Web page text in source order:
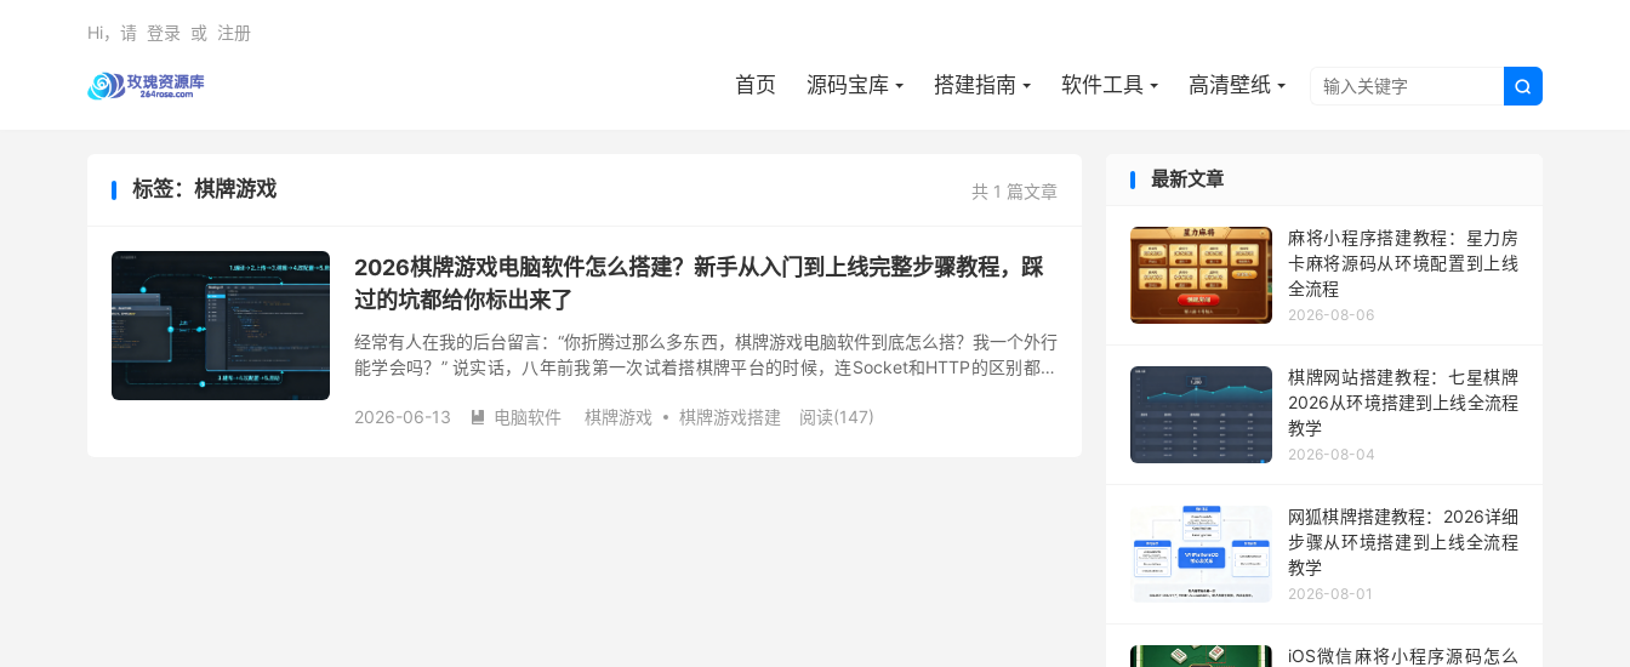

首页 源码宝库 搭建指南 软件工具 高清壁纸
Hi，请 登录 或 注册
共 1 篇文章
标签：棋牌游戏
2026棋牌游戏电脑软件怎么搭建？新手从入门到上线完整步骤教程，踩
过的坑都给你标出来了
经常有人在我的后台留言：“你折腾过那么多东西，棋牌游戏电脑软件到底怎么搭？我一个外行
能学会吗？” 说实话，八年前我第一次试着搭棋牌平台的时候，连Socket和HTTP的区别都分
2026-06-13
 电脑软件 棋牌游戏 棋牌游戏搭建 阅读(147)
最新文章
麻将小程序搭建教程：星力房
卡麻将源码从环境配置到上线
全流程
2026-08-06
棋牌网站搭建教程：七星棋牌
2026从环境搭建到上线全流程
教学
2026-08-04
网狐棋牌搭建教程：2026详细
步骤从环境搭建到上线全流程
教学
2026-08-01
iOS微信麻将小程序源码怎么